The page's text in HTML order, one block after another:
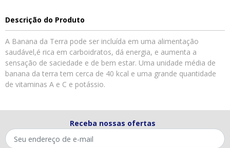
Descrição do Produto
A Banana da Terra pode ser incluída em uma alimentação
saudável,é rica em carboidratos, dá energia, e aumenta a
sensação de saciedade e de bem estar. Uma unidade média de
banana da terra tem cerca de 40 kcal e uma grande quantidade
de vitaminas A e C e potássio.
Receba nossas ofertas